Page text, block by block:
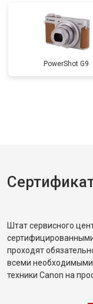
PowerShot G9
Штат сервисного
проходят
всеми
техники Canon на